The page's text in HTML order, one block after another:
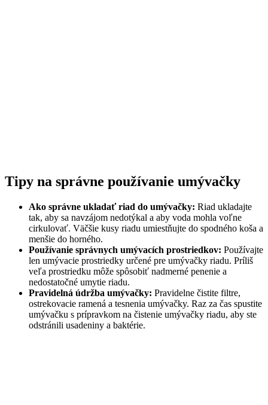
Tipy na správne používanie umývačky
Ako správne ukladať riad do umývačky: Riad ukladajte
tak, aby sa navzájom nedotýkal a aby voda mohla voľne
cirkulovať. Väčšie kusy riadu umiestňujte do spodného koša a
menšie do horného.
Používanie správnych umývacích prostriedkov: Používajte
len umývacie prostriedky určené pre umývačky riadu. Príliš
veľa prostriedku môže spôsobiť nadmerné penenie a
nedostatočné umytie riadu.
Pravidelná údržba umývačky: Pravidelne čistite filtre,
ostrekovacie ramená a tesnenia umývačky. Raz za čas spustite
umývačku s prípravkom na čistenie umývačky riadu, aby ste
odstránili usadeniny a baktérie.